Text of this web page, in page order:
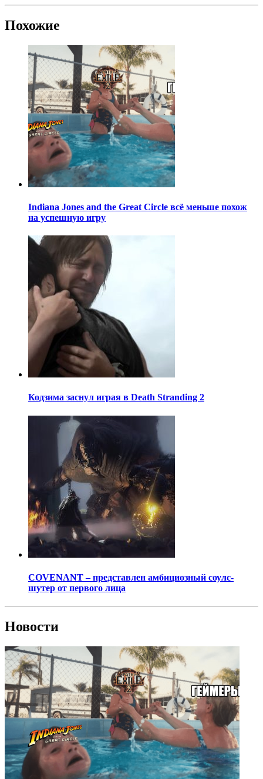
Похожие
Indiana Jones and the Great Circle всё меньше похож
на успешную игру
Кодзима заснул играя в Death Stranding 2
COVENANT – представлен амбициозный соулс-
шутер от первого лица
Новости